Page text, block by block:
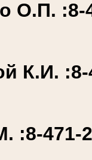
О.П. :8-
К.И. :
:8-471-